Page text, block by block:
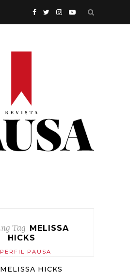
Tag MELISSA
HICKS
PERFIL PAUSA
MELISSA HICKS